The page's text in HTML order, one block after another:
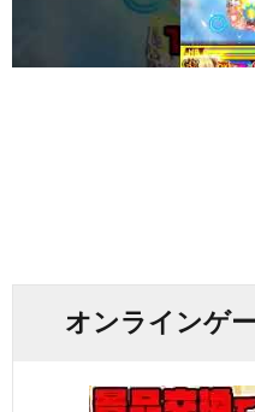
オンラインゲ